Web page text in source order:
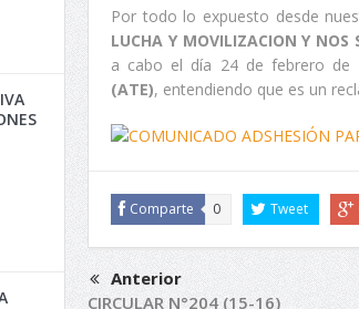
Por todo lo expuesto desde
LUCHA Y MOVILIZACION Y
a cabo el día 24 de febrero de
(ATE), entendiendo que es un
Comparte 0 Tweet
Anterior
CIRCULAR N°204 (15-16)